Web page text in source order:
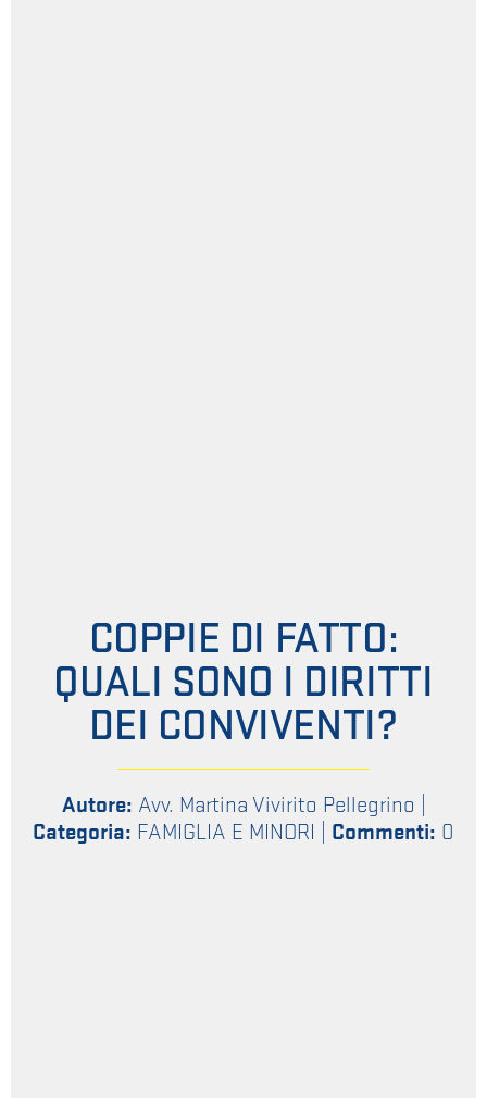
COPPIE DI FATTO:
QUALI SONO I DIRITTI
DEI CONVIVENTI?
Autore: Avv. Martina Vivirito Pellegrino
Categoria: FAMIGLIA E MINORI Commenti: 0